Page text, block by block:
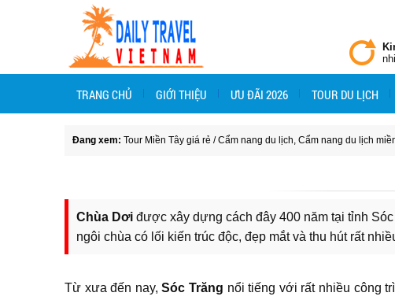
TRANG CHỦ GIỚI THIỆU ƯU ĐÃI 2026 TOUR DU LỊCH
Đang xem: Tour Miền Tây giá rẻ /Cẩm nang du lịch, Cẩm nang du lịch
Chùa Dơi được xây dựng cách đây 400 năm tại tỉnh
ngôi chùa có lối kiến trúc độc, đẹp mắt và thu hút rất
Từ xưa đến nay,Sóc Trăng nổi tiếng với rất nhiều công